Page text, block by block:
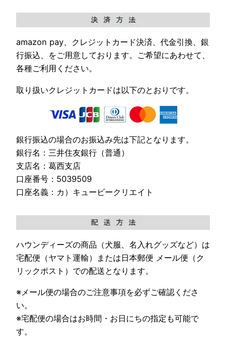
amazon pay、クレジットカード決済、代金引換、銀
行振込、をご用意しております。ご希望にあわせて、
各種ご利用ください。
取り扱いクレジットカードは以下のとおりです。
銀行振込の場合のお振込み先は下記となります。
銀行名：三井住友銀行（普通）
支店名：葛西支店
口座番号：5039509
口座名義：カ）キュービークリエイト
ハウンディーズの商品（犬服、名入れグッズなど）は
宅配便（ヤマト運輸）または日本郵便 メール便（ク
リックポスト）での配送となります。
※メール便の場合のご注意事項を必ずご確認くださ
い。
※宅配便の場合はお時間・お日にちの指定も可能で
す。